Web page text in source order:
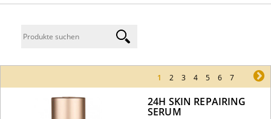
1 2 3 4 5 6 7
24H SKIN REPAIRING
SERUM